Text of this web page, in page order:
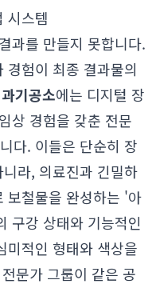
시스템
과를 만들지 못합니다.
경험이 최종 결과물의
기공소에는 디지털 장
상 경험을 갖춘 전문
다. 이들은 단순히 장
라, 의료진과 긴밀하
보철물을 완성하는 '아
구강 상태와 기능적인
미적인 형태와 색상을
문가 그룹이 같은 공